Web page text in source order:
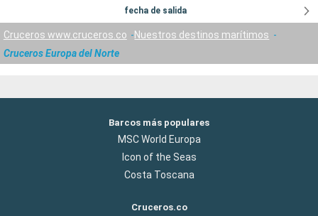
fecha de salida
Cruceros www.cruceros.co
Nuestros destinos marítimos
Cruceros Europa del Norte
Barcos más populares
MSC World Europa
Icon of the Seas
Costa Toscana
Cruceros.co